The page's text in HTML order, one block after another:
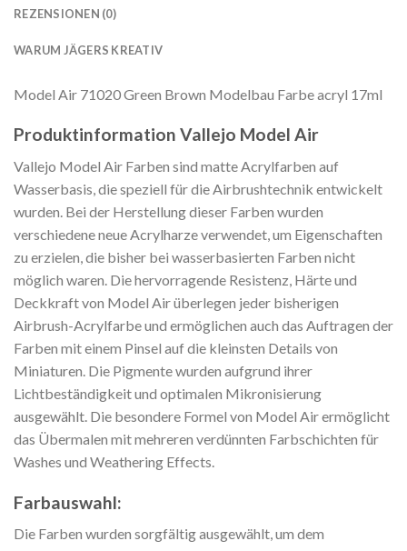
REZENSIONEN (0)
WARUM JÄGERS KREATIV
Model Air 71020 Green Brown Modelbau Farbe acryl 17ml
Produktinformation Vallejo Model Air
Vallejo Model Air Farben sind matte Acrylfarben auf
Wasserbasis, die speziell für die Airbrushtechnik entwickelt
wurden. Bei der Herstellung dieser Farben wurden
verschiedene neue Acrylharze verwendet, um Eigenschaften
zu erzielen, die bisher bei wasserbasierten Farben nicht
möglich waren. Die hervorragende Resistenz, Härte und
Deckkraft von Model Air überlegen jeder bisherigen
Airbrush-Acrylfarbe und ermöglichen auch das Auftragen der
Farben mit einem Pinsel auf die kleinsten Details von
Miniaturen. Die Pigmente wurden aufgrund ihrer
Lichtbeständigkeit und optimalen Mikronisierung
ausgewählt. Die besondere Formel von Model Air ermöglicht
das Übermalen mit mehreren verdünnten Farbschichten für
Washes und Weathering Effects.
Farbauswahl:
Die Farben wurden sorgfältig ausgewählt, um dem